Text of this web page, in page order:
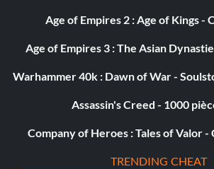
Age of Empires 2 : Age of Kings -
Age of Empires 3 : The Asian
Warhammer 40k : Dawn of War -
Assassin's Creed - 1000
Company of Heroes : Tales of Valor -
TRENDING CHEAT